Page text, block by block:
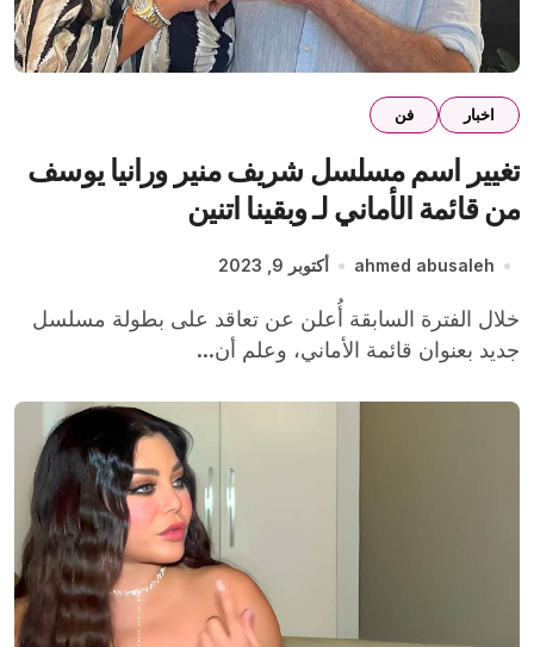
اخبار فن
تغيير اسم مسلسل شريف منير ورانيا يوسف
من قائمة الأماني لـ وبقينا اتنين
ahmed abusaleh أكتوبر 9, 2023
خلال الفترة السابقة أُعلن عن تعاقد على بطولة مسلسل
جديد بعنوان قائمة الأماني، وعلم أن...